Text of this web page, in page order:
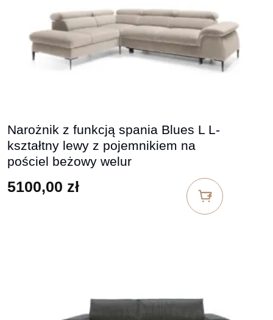
Narożnik z funkcją spania Blues L L-
kształtny lewy z pojemnikiem na
pościel beżowy welur
5100,00 zł